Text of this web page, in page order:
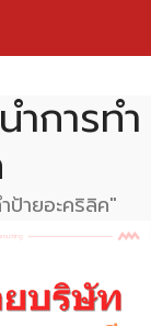
การทำ
ป้ายอะคริลิค"